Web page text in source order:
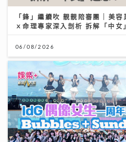
「鋒」繼續吹 靚靚陪審團 | 美
ｘ命理專家深入剖析 拆解「中
06/08/2026